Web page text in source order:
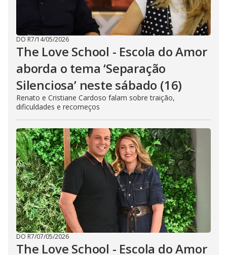
DO R7/14/05/2026
The Love School - Escola do Amor
aborda o tema ‘Separação
Silenciosa’ neste sábado (16)
Renato e Cristiane Cardoso falam sobre traição,
dificuldades e recomeços
DO R7/07/05/2026
The Love School - Escola do Amor